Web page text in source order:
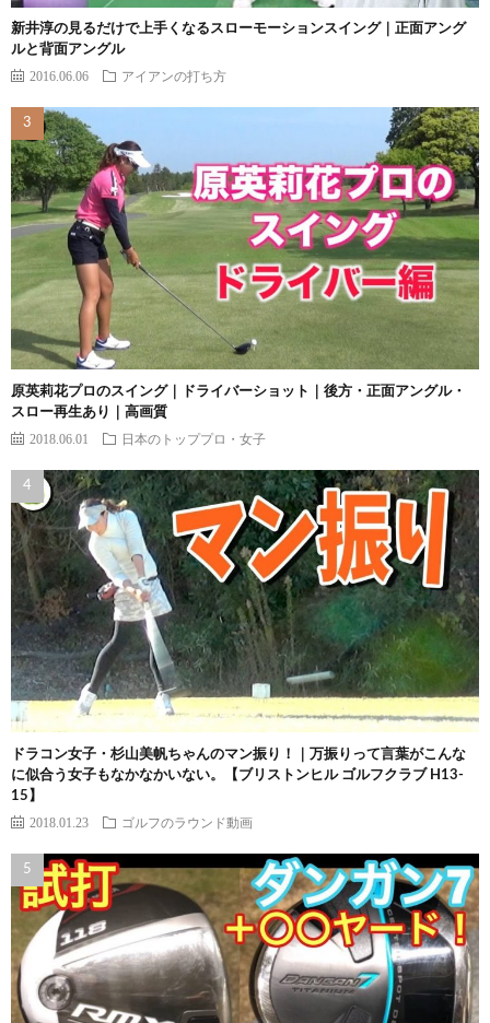
新井淳の見るだけで上手くなるスローモーションスイング｜正面アング
ルと背面アングル
2016.06.06 アイアンの打ち方
原英莉花プロのスイング｜ドライバーショット｜後方・正面アングル・
スロー再生あり｜高画質
2018.06.01 日本のトッププロ・女子
ドラコン女子・杉山美帆ちゃんのマン振り！｜万振りって言葉がこんな
に似合う女子もなかなかいない。【ブリストンヒル ゴルフクラブ H13-
15】
2018.01.23 ゴルフのラウンド動画